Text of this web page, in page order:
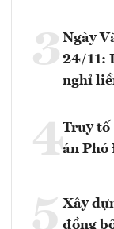
3 Ngày
24/11:
nghỉ
4Truy tố
án Phó
5 Xây
đồng